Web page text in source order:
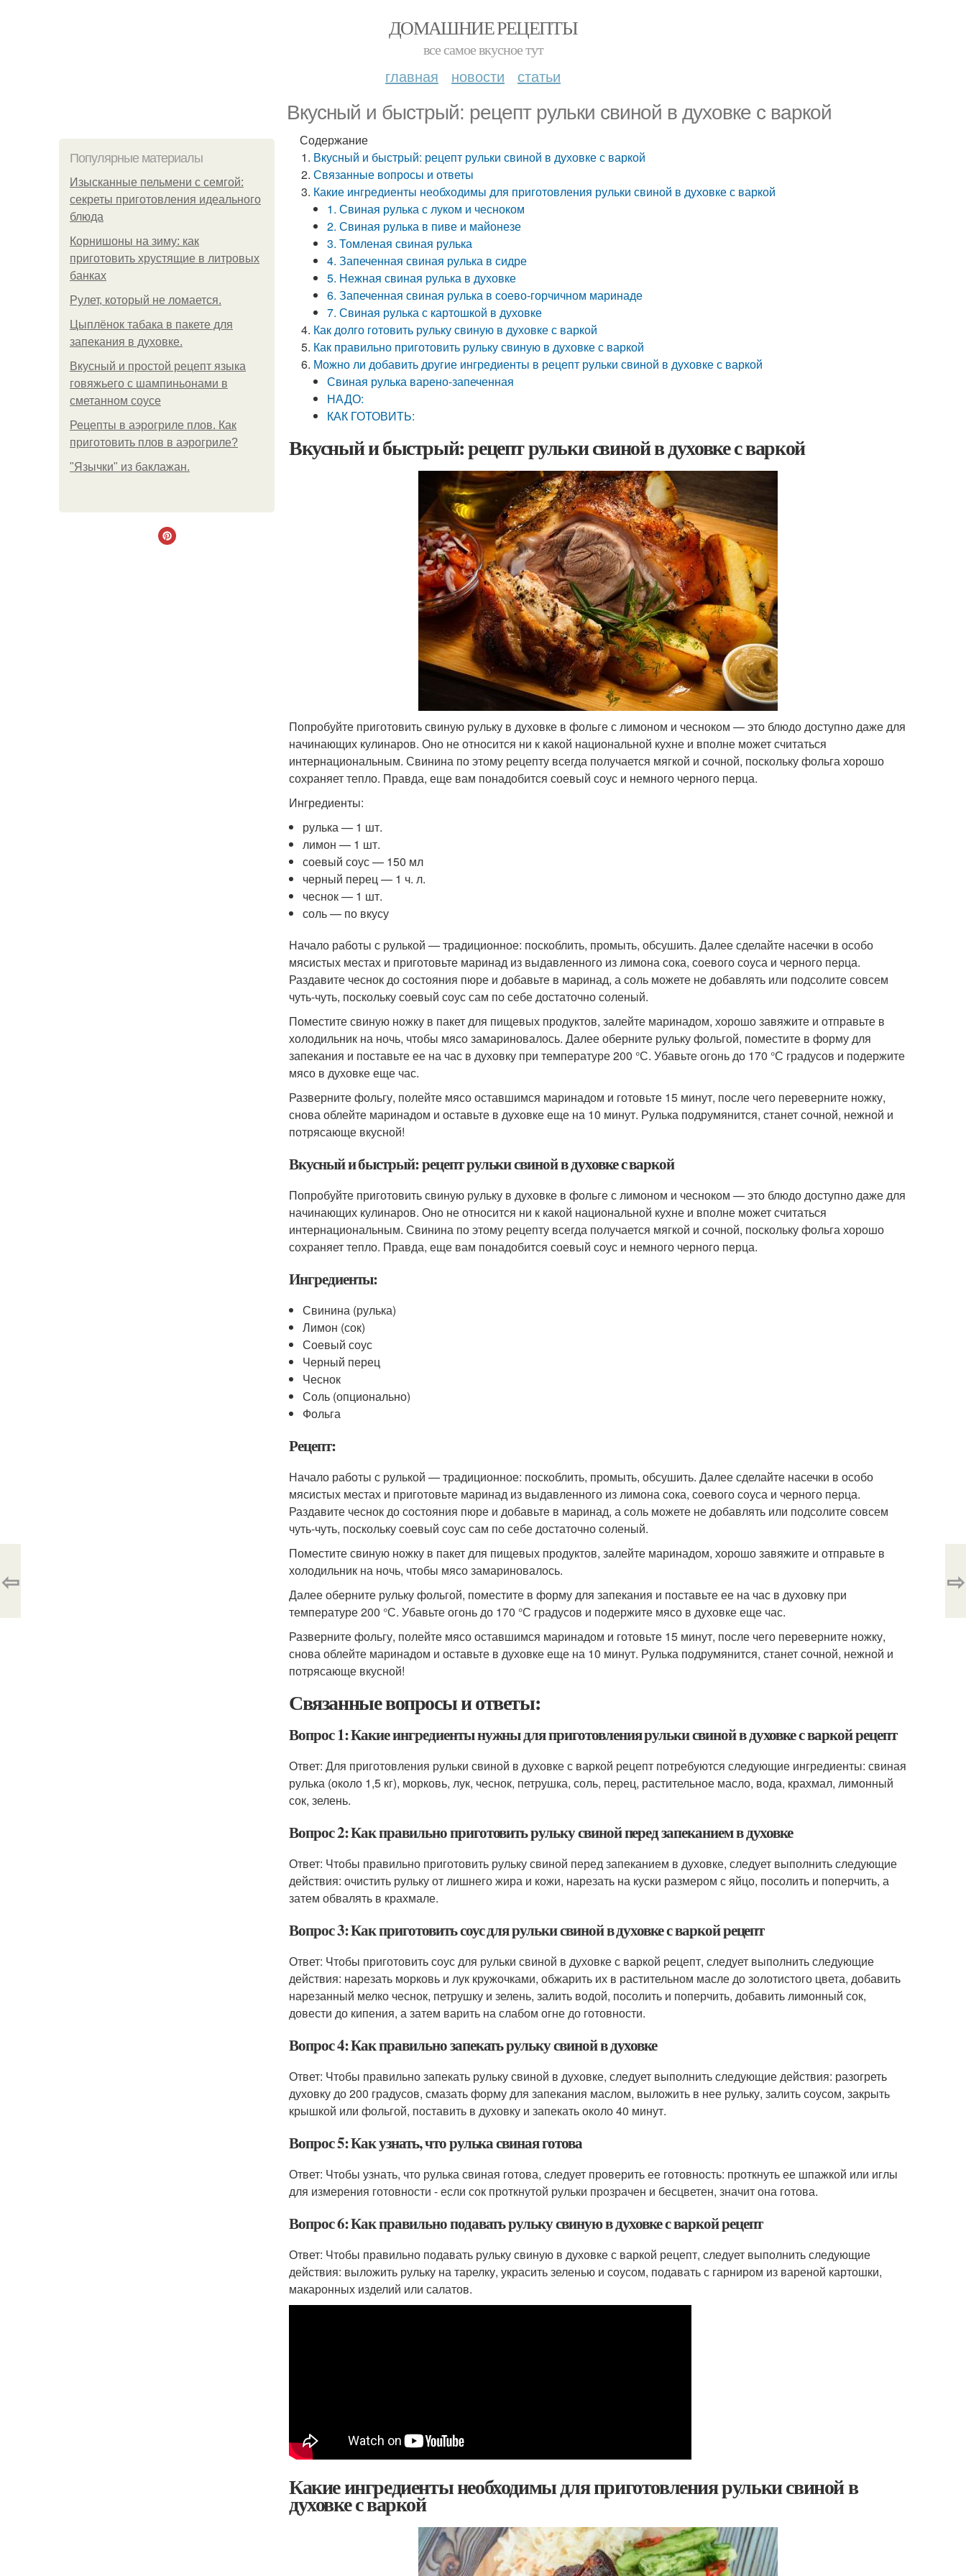
ДОМАШНИЕ РЕЦЕПТЫ
все самое вкусное тут
главная новости статьи
Вкусный и быстрый: рецепт рульки свиной в духовке с варкой
Популярные материалы
Изысканные пельмени с семгой:
секреты приготовления идеального
блюда
Корнишоны на зиму: как
приготовить хрустящие в литровых
банках
Рулет, который не ломается.
Цыплёнок табака в пакете для
запекания в духовке.
Вкусный и простой рецепт языка
говяжьего с шампиньонами в
сметанном соусе
Рецепты в аэрогриле плов. Как
приготовить плов в аэрогриле?
"Язычки" из баклажан.
Содержание
Вкусный и быстрый: рецепт рульки свиной в духовке с варкой
Связанные вопросы и ответы
Какие ингредиенты необходимы для приготовления рульки свиной в духовке с варкой
1. Свиная рулька с луком и чесноком
2. Свиная рулька в пиве и майонезе
3. Томленая свиная рулька
4. Запеченная свиная рулька в сидре
5. Нежная свиная рулька в духовке
6. Запеченная свиная рулька в соево-горчичном маринаде
7. Свиная рулька с картошкой в духовке
Как долго готовить рульку свиную в духовке с варкой
Как правильно приготовить рульку свиную в духовке с варкой
Можно ли добавить другие ингредиенты в рецепт рульки свиной в духовке с варкой
Свиная рулька варено-запеченная
НАДО:
КАК ГОТОВИТЬ:
Вкусный и быстрый: рецепт рульки свиной в духовке с варкой
Попробуйте приготовить свиную рульку в духовке в фольге с лимоном и чесноком — это блюдо доступно даже для
начинающих кулинаров. Оно не относится ни к какой национальной кухне и вполне может считаться
интернациональным. Свинина по этому рецепту всегда получается мягкой и сочной, поскольку фольга хорошо
сохраняет тепло. Правда, еще вам понадобится соевый соус и немного черного перца.
Ингредиенты:
рулька — 1 шт.
лимон — 1 шт.
соевый соус — 150 мл
черный перец — 1 ч. л.
чеснок — 1 шт.
соль — по вкусу
Начало работы с рулькой — традиционное: поскоблить, промыть, обсушить. Далее сделайте насечки в особо
мясистых местах и приготовьте маринад из выдавленного из лимона сока, соевого соуса и черного перца.
Раздавите чеснок до состояния пюре и добавьте в маринад, а соль можете не добавлять или подсолите совсем
чуть-чуть, поскольку соевый соус сам по себе достаточно соленый.
Поместите свиную ножку в пакет для пищевых продуктов, залейте маринадом, хорошо завяжите и отправьте в
холодильник на ночь, чтобы мясо замариновалось. Далее оберните рульку фольгой, поместите в форму для
запекания и поставьте ее на час в духовку при температуре 200 °С. Убавьте огонь до 170 °С градусов и подержите
мясо в духовке еще час.
Разверните фольгу, полейте мясо оставшимся маринадом и готовьте 15 минут, после чего переверните ножку,
снова облейте маринадом и оставьте в духовке еще на 10 минут. Рулька подрумянится, станет сочной, нежной и
потрясающе вкусной!
Вкусный и быстрый: рецепт рульки свиной в духовке с варкой
Попробуйте приготовить свиную рульку в духовке в фольге с лимоном и чесноком — это блюдо доступно даже для
начинающих кулинаров. Оно не относится ни к какой национальной кухне и вполне может считаться
интернациональным. Свинина по этому рецепту всегда получается мягкой и сочной, поскольку фольга хорошо
сохраняет тепло. Правда, еще вам понадобится соевый соус и немного черного перца.
Ингредиенты:
Свинина (рулька)
Лимон (сок)
Соевый соус
Черный перец
Чеснок
Соль (опционально)
Фольга
Рецепт:
Начало работы с рулькой — традиционное: поскоблить, промыть, обсушить. Далее сделайте насечки в особо
мясистых местах и приготовьте маринад из выдавленного из лимона сока, соевого соуса и черного перца.
Раздавите чеснок до состояния пюре и добавьте в маринад, а соль можете не добавлять или подсолите совсем
чуть-чуть, поскольку соевый соус сам по себе достаточно соленый.
Поместите свиную ножку в пакет для пищевых продуктов, залейте маринадом, хорошо завяжите и отправьте в
холодильник на ночь, чтобы мясо замариновалось.
Далее оберните рульку фольгой, поместите в форму для запекания и поставьте ее на час в духовку при
температуре 200 °С. Убавьте огонь до 170 °С градусов и подержите мясо в духовке еще час.
Разверните фольгу, полейте мясо оставшимся маринадом и готовьте 15 минут, после чего переверните ножку,
снова облейте маринадом и оставьте в духовке еще на 10 минут. Рулька подрумянится, станет сочной, нежной и
потрясающе вкусной!
Связанные вопросы и ответы:
Вопрос 1: Какие ингредиенты нужны для приготовления рульки свиной в духовке с варкой рецепт
Ответ: Для приготовления рульки свиной в духовке с варкой рецепт потребуются следующие ингредиенты: свиная
рулька (около 1,5 кг), морковь, лук, чеснок, петрушка, соль, перец, растительное масло, вода, крахмал, лимонный
сок, зелень.
Вопрос 2: Как правильно приготовить рульку свиной перед запеканием в духовке
Ответ: Чтобы правильно приготовить рульку свиной перед запеканием в духовке, следует выполнить следующие
действия: очистить рульку от лишнего жира и кожи, нарезать на куски размером с яйцо, посолить и поперчить, а
затем обвалять в крахмале.
Вопрос 3: Как приготовить соус для рульки свиной в духовке с варкой рецепт
Ответ: Чтобы приготовить соус для рульки свиной в духовке с варкой рецепт, следует выполнить следующие
действия: нарезать морковь и лук кружочками, обжарить их в растительном масле до золотистого цвета, добавить
нарезанный мелко чеснок, петрушку и зелень, залить водой, посолить и поперчить, добавить лимонный сок,
довести до кипения, а затем варить на слабом огне до готовности.
Вопрос 4: Как правильно запекать рульку свиной в духовке
Ответ: Чтобы правильно запекать рульку свиной в духовке, следует выполнить следующие действия: разогреть
духовку до 200 градусов, смазать форму для запекания маслом, выложить в нее рульку, залить соусом, закрыть
крышкой или фольгой, поставить в духовку и запекать около 40 минут.
Вопрос 5: Как узнать, что рулька свиная готова
Ответ: Чтобы узнать, что рулька свиная готова, следует проверить ее готовность: проткнуть ее шпажкой или иглы
для измерения готовности - если сок проткнутой рульки прозрачен и бесцветен, значит она готова.
Вопрос 6: Как правильно подавать рульку свиную в духовке с варкой рецепт
Ответ: Чтобы правильно подавать рульку свиную в духовке с варкой рецепт, следует выполнить следующие
действия: выложить рульку на тарелку, украсить зеленью и соусом, подавать с гарниром из вареной картошки,
макаронных изделий или салатов.
Какие ингредиенты необходимы для приготовления рульки свиной в
духовке с варкой
⇦ ⇨